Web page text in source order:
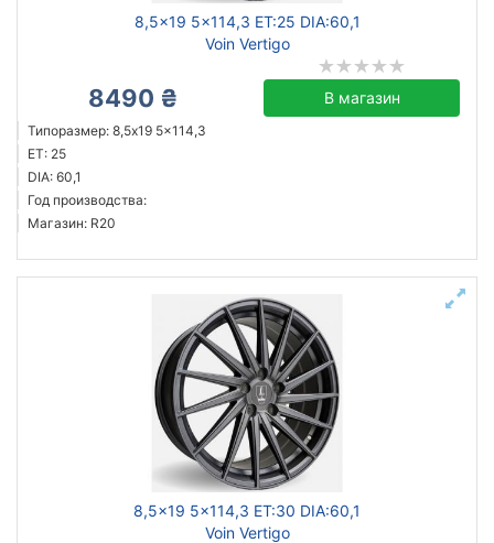
8,5x19 5x114,3 ET:25 DIA:60,1
Voin Vertigo
8490 ₴ В магазин
Типоразмер: 8,5x19 5x114,3
ET: 25
DIA: 60,1
Год производства:
Магазин: R20
8,5x19 5x114,3 ET:30 DIA:60,1
Voin Vertigo
Сбросить Подобрать